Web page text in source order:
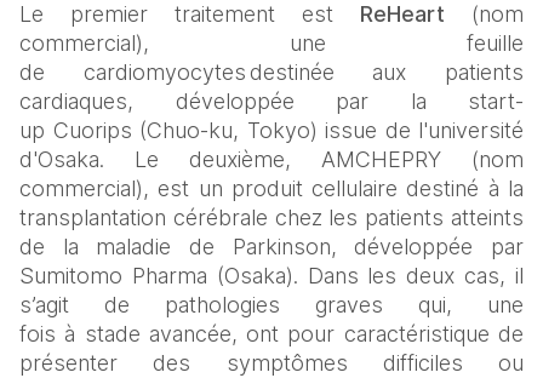
Le premier traitement est ReHeart (nom
commercial), une feuille
de cardiomyocytes destinée aux patients
cardiaques, développée par la start-
up Cuorips (Chuo-ku, Tokyo) issue de l'université
d'Osaka. Le deuxième, AMCHEPRY (nom
commercial), est un produit cellulaire destiné à la
transplantation cérébrale chez les patients atteints
de la maladie de Parkinson, développée par
Sumitomo Pharma (Osaka). Dans les deux cas, il
s’agit de pathologies graves qui, une
fois à stade avancée, ont pour caractéristique de
présenter des symptômes difficiles ou